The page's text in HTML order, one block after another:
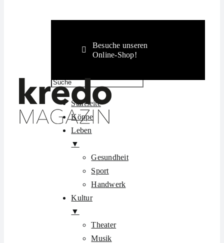
Besuche unseren
Online-Shop!
Startseite
Köppe
Leben
▼
Gesundheit
Sport
Handwerk
Kultur
▼
Theater
Musik